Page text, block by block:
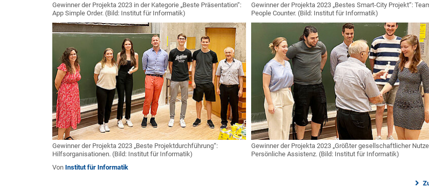
Gewinner der Projekta 2023 in der Kategorie „Beste Präsentation“:
App Simple Order. (Bild: Institut für Informatik)
Gewinner der Projekta 2023 „Bestes Smart-City Projekt“:
People Counter. (Bild: Institut für Informatik)
Gewinner der Projekta 2023 „Beste Projektdurchführung“:
Hilfsorganisationen. (Bild: Institut für Informatik)
Gewinner der Projekta 2023 „Größter gesellschaftlicher
Persönliche Assistenz. (Bild: Institut für Informatik)
Von Institut für Informatik